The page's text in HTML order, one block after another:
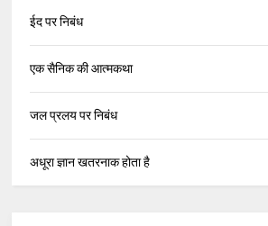
ईद पर निबंध
एक सैनिक की आत्मकथा
जल प्रलय पर निबंध
अधूरा ज्ञान खतरनाक होता है